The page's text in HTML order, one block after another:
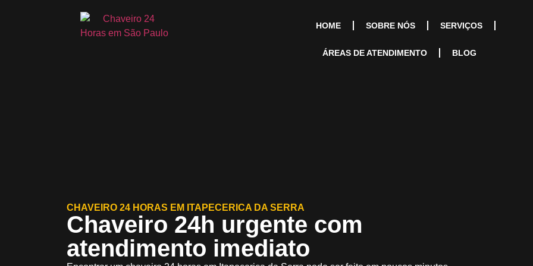
HOME SOBRE NÓS SERVIÇOS
ÁREAS DE ATENDIMENTO BLOG
CHAVEIRO 24 HORAS EM ITAPECERICA DA SERRA
Chaveiro 24h urgente com
atendimento imediato